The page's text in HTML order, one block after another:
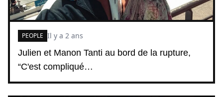
Julien et Manon Tanti au bord de la rupture,
“C'est compliqué…
PEOPLE Il y a 2 ans